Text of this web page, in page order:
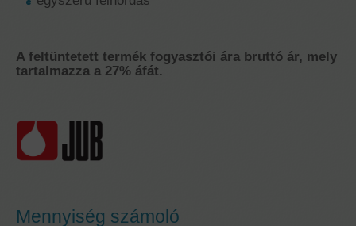
A feltüntetett termék fogyasztói ára bruttó ár, mely
tartalmazza a 27% áfát.
Mennyiség számoló